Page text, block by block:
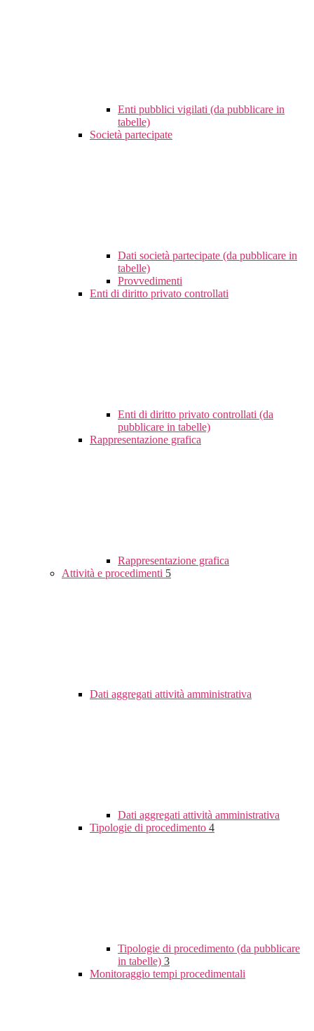
Enti pubblici vigilati (da pubblicare in
tabelle)
Società partecipate
Dati società partecipate (da pubblicare in
tabelle)
Provvedimenti
Enti di diritto privato controllati
Enti di diritto privato controllati (da
pubblicare in tabelle)
Rappresentazione grafica
Rappresentazione grafica
Attività e procedimenti 5
Dati aggregati attività amministrativa
Dati aggregati attività amministrativa
Tipologie di procedimento 4
Tipologie di procedimento (da pubblicare
in tabelle) 3
Monitoraggio tempi procedimentali